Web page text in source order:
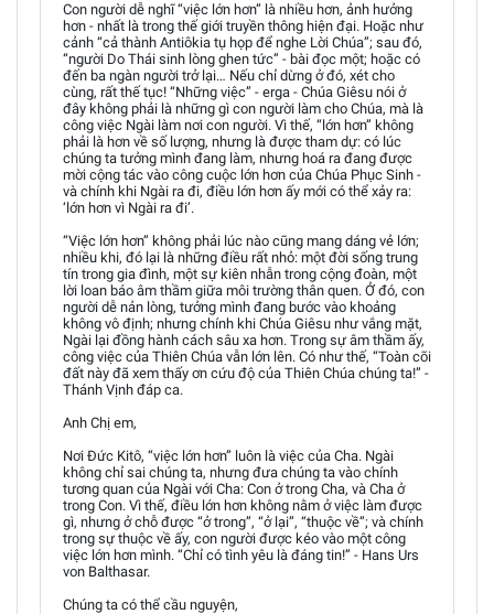
Con người dễ nghĩ “việc lớn hơn” là nhiều hơn, ảnh hưởng
hơn - nhất là trong thế giới truyền thông hiện đại. Hoặc như
cảnh “cả thành Antiôkia tụ họp để nghe Lời Chúa”; sau đó,
“người Do Thái sinh lòng ghen tức” - bài đọc một; hoặc có
đến ba ngàn người trở lại… Nếu chỉ dừng ở đó, xét cho
cùng, rất thế tục! “Những việc” - erga - Chúa Giêsu nói ở
đây không phải là những gì con người làm cho Chúa, mà là
công việc Ngài làm nơi con người. Vì thế, “lớn hơn” không
phải là hơn về số lượng, nhưng là được tham dự: có lúc
chúng ta tưởng mình đang làm, nhưng hoá ra đang được
mời cộng tác vào công cuộc lớn hơn của Chúa Phục Sinh -
và chính khi Ngài ra đi, điều lớn hơn ấy mới có thể xảy ra:
‘lớn hơn vì Ngài ra đi’.
“Việc lớn hơn” không phải lúc nào cũng mang dáng vẻ lớn;
nhiều khi, đó lại là những điều rất nhỏ: một đời sống trung
tín trong gia đình, một sự kiên nhẫn trong cộng đoàn, một
lời loan báo âm thầm giữa môi trường thân quen. Ở đó, con
người dễ nản lòng, tưởng mình đang bước vào khoảng
không vô định; nhưng chính khi Chúa Giêsu như vắng mặt,
Ngài lại đồng hành cách sâu xa hơn. Trong sự âm thầm ấy,
công việc của Thiên Chúa vẫn lớn lên. Có như thế, “Toàn cõi
đất này đã xem thấy ơn cứu độ của Thiên Chúa chúng ta!” -
Thánh Vịnh đáp ca.
Anh Chị em,
Nơi Đức Kitô, “việc lớn hơn” luôn là việc của Cha. Ngài
không chỉ sai chúng ta, nhưng đưa chúng ta vào chính
tương quan của Ngài với Cha: Con ở trong Cha, và Cha ở
trong Con. Vì thế, điều lớn hơn không nằm ở việc làm được
gì, nhưng ở chỗ được “ở trong”, “ở lại”, “thuộc về”; và chính
trong sự thuộc về ấy, con người được kéo vào một công
việc lớn hơn mình. “Chỉ có tình yêu là đáng tin!” - Hans Urs
von Balthasar.
Chúng ta có thể cầu nguyện,